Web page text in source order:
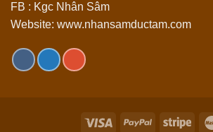
FB : Kgc Nhân Sâm
Website: www.nhansamductam.com